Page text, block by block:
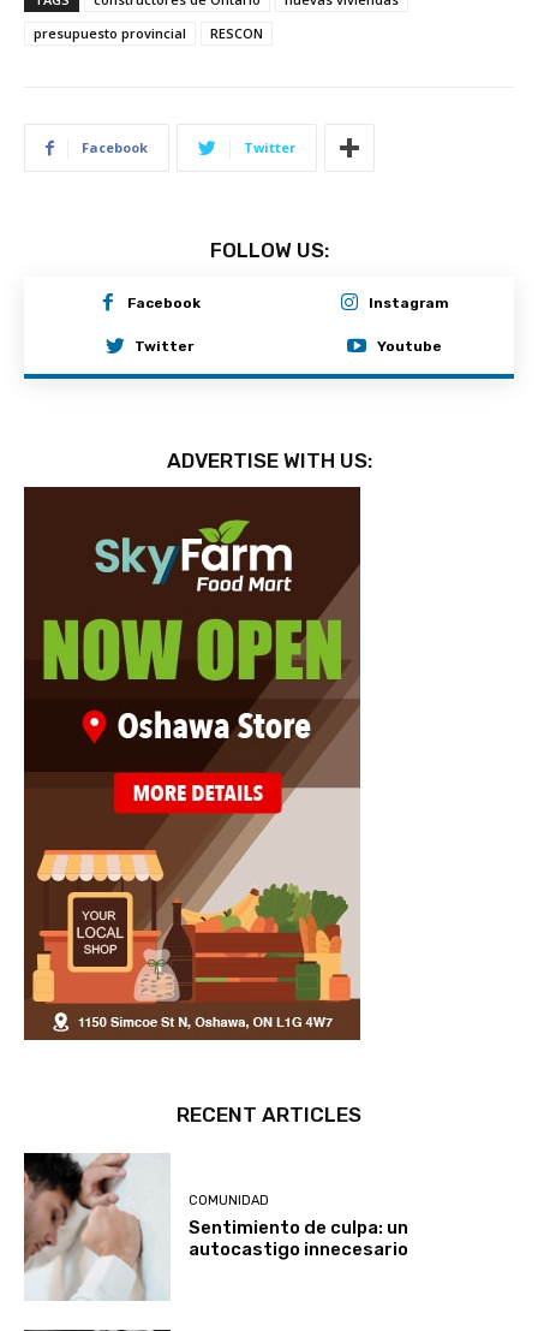
presupuesto provincial
RESCON
Facebook Twitter
FOLLOW US:
Facebook Instagram
Twitter Youtube
ADVERTISE WITH US:
RECENT ARTICLES
COMUNIDAD
Sentimiento de culpa: un
autocastigo innecesario